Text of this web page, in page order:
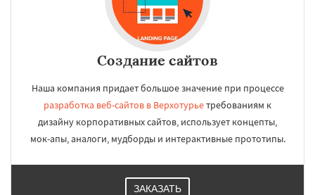
Создание сайтов
Наша компания придает большое значение при процессе
разработка веб-сайтов в Верхотурьетребованиям к
дизайну корпоративных сайтов, использует концепты,
мок-апы, аналоги, мудборды и интерактивные прототипы.
ЗАКАЗАТЬ